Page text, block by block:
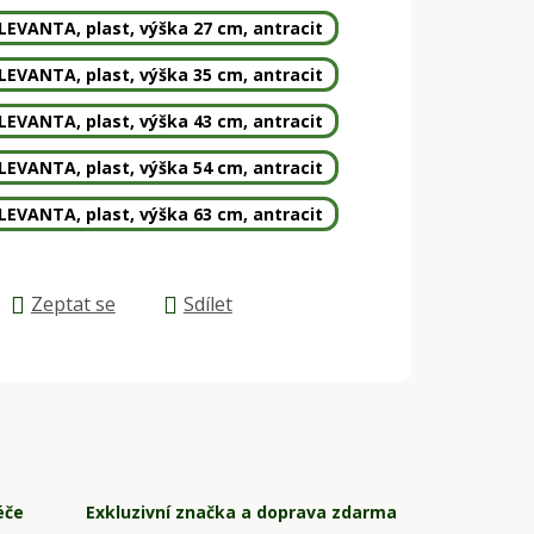
plast, výška 27 cm, antracit
plast, výška 35 cm, antracit
plast, výška 43 cm, antracit
plast, výška 54 cm, antracit
plast, výška 63 cm, antracit
Zeptat se Sdílet
Exkluzivní značka a doprava zdarma